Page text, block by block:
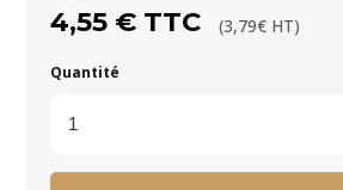
4,55 € TTC (3,79€ HT)
Quantité